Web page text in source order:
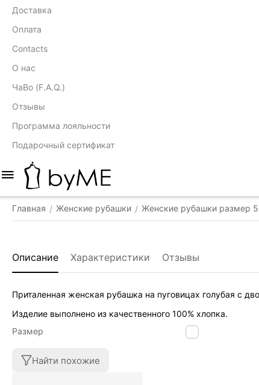
Доставка
Оплата
Contacts
О нас
ЧаВо (F.A.Q.)
Отзывы
Программа лояльности
Подарочный сертификат
Главная / Женские рубашки / Женские рубашки размер
Описание Характеристики Отзывы
Приталенная женская рубашка на пуговицах голубая с
Изделие выполнено из качественного 100% хлопка.
Размер
50
Найти похожие